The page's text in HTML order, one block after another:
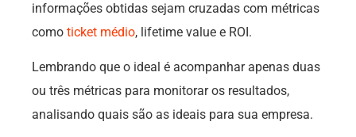
informações obtidas sejam cruzadas com métricas
como ticket médio, lifetime value e ROI.
Lembrando que o ideal é acompanhar apenas duas
ou três métricas para monitorar os resultados,
analisando quais são as ideais para sua empresa.